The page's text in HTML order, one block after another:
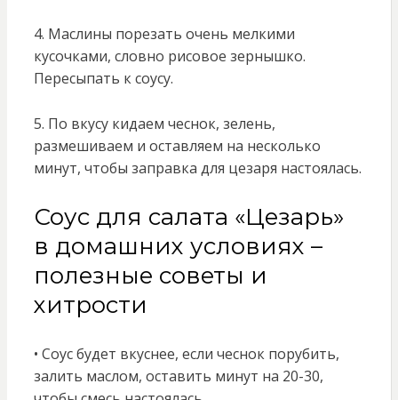
4. Маслины порезать очень мелкими
кусочками, словно рисовое зернышко.
Пересыпать к соусу.
5. По вкусу кидаем чеснок, зелень,
размешиваем и оставляем на несколько
минут, чтобы заправка для цезаря настоялась.
Соус для салата «Цезарь»
в домашних условиях –
полезные советы и
хитрости
• Соус будет вкуснее, если чеснок порубить,
залить маслом, оставить минут на 20-30,